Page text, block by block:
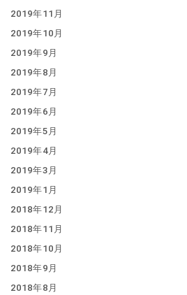
2019年11月
2019年10月
2019年9月
2019年8月
2019年7月
2019年6月
2019年5月
2019年4月
2019年3月
2019年1月
2018年12月
2018年11月
2018年10月
2018年9月
2018年8月